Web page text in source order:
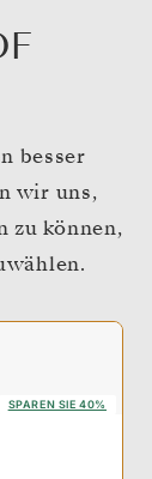
besser
wir uns,
zu können,
SPAREN SIE 40%